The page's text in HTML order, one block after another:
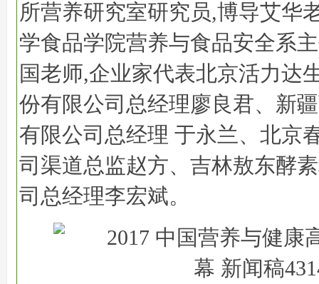
所营养研究室研究员,博导艾华
学食品学院营养与食品安全系
国老师,企业家代表北京活力达
份有限公司总经理廖良君、新
有限公司总经理 于永兰、北京
司渠道总监赵方、吉林敖东酵
司总经理李宏斌。